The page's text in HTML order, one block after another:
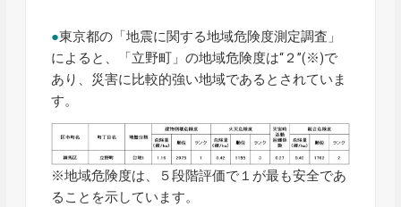
●東京都の「地震に関する地域危険度測定調査」
によると、「立野町」の地域危険度は“２”(※)で
あり、災害に比較的強い地域であるとされていま
す。
※地域危険度は、５段階評価で１が最も安全であ
ることを示しています。